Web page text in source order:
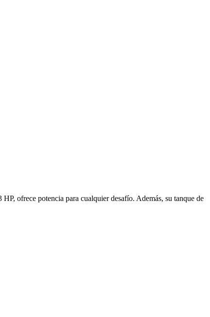
ofrece potencia para cualquier desafío. Además, su tanque de